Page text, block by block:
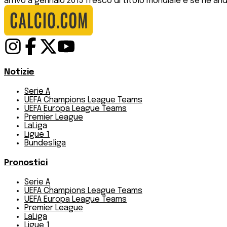
Notizie
Serie A
UEFA Champions League Teams
UEFA Europa League Teams
Premier League
LaLiga
Ligue 1
Bundesliga
Pronostici
Serie A
UEFA Champions League Teams
UEFA Europa League Teams
Premier League
LaLiga
Ligue 1